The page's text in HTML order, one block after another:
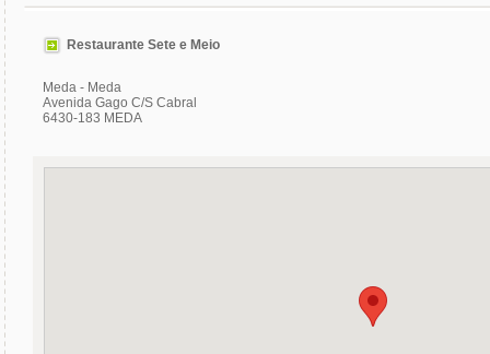
Restaurante Sete e Meio
Meda - Meda
Avenida Gago C/S Cabral
6430-183 MEDA